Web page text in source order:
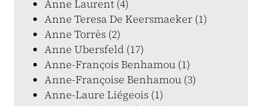
Anne Laurent (4)
Anne Teresa De Keersmaeker (1)
Anne Torrès (2)
Anne Ubersfeld (17)
Anne-François Benhamou (1)
Anne-Françoise Benhamou (3)
Anne-Laure Liégeois (1)